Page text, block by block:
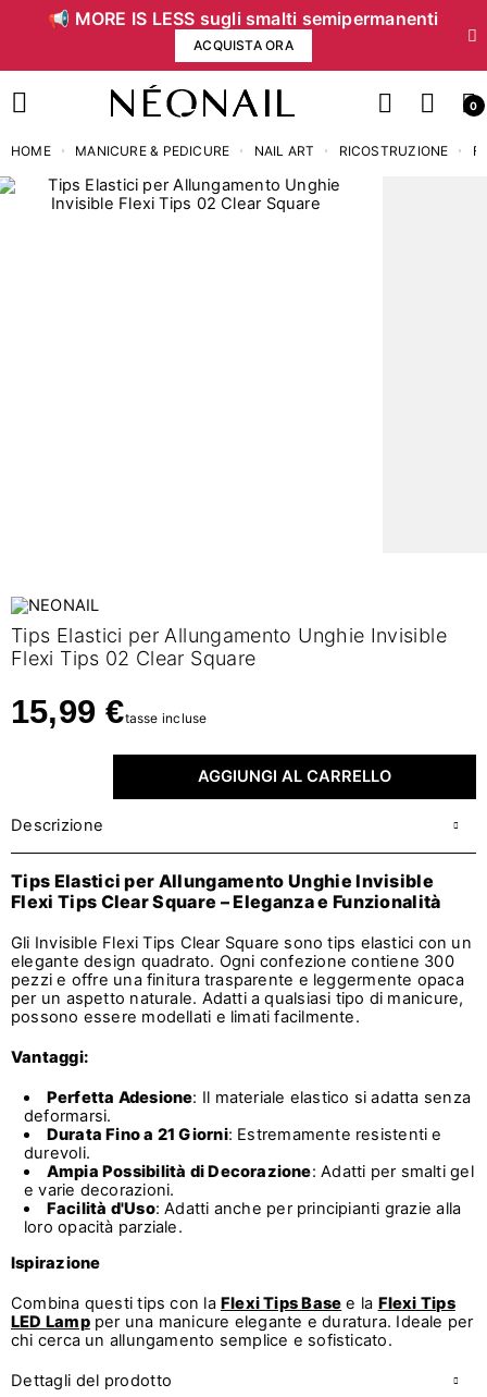
📢 MORE IS LESS sugli smalti semipermanenti
ACQUISTA ORA
0
HOME MANICURE & PEDICURE NAIL ART RICOSTRUZIONE
Tips Elastici per Allungamento Unghie Invisible
Flexi Tips 02 Clear Square
15,99 €tasse incluse
AGGIUNGI AL CARRELLO
Descrizione
Tips Elastici per Allungamento Unghie Invisible
Flexi Tips Clear Square – Eleganza e Funzionalità
Gli Invisible Flexi Tips Clear Square sono tips elastici con un
elegante design quadrato. Ogni confezione contiene 300
pezzi e offre una finitura trasparente e leggermente opaca
per un aspetto naturale. Adatti a qualsiasi tipo di manicure,
possono essere modellati e limati facilmente.
Vantaggi:
Perfetta Adesione: Il materiale elastico si adatta senza
deformarsi.
Durata Fino a 21 Giorni: Estremamente resistenti e
durevoli.
Ampia Possibilità di Decorazione: Adatti per smalti gel
e varie decorazioni.
Facilità d'Uso: Adatti anche per principianti grazie alla
loro opacità parziale.
Ispirazione
Combina questi tips con la Flexi Tips Base e la Flexi Tips
LED Lampper una manicure elegante e duratura. Ideale per
chi cerca un allungamento semplice e sofisticato.
Dettagli del prodotto